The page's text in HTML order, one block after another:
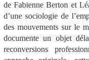
de Fabienne Berton et
d’une sociologie de
des mouvements sur le
documente un objet
reconversions